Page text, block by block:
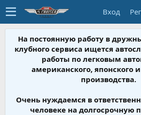
Вход
На постоянную работу в
клубного сервиса ищется
работы по легковым
американского, японского
производства.
Очень нуждаемся в
человеке на долгосрочную